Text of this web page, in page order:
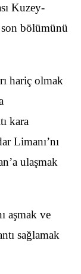
Kuzey-
bölümünü
hariç olmak
kara
Limanı’nı
ulaşmak
aşmak ve
sağlamak